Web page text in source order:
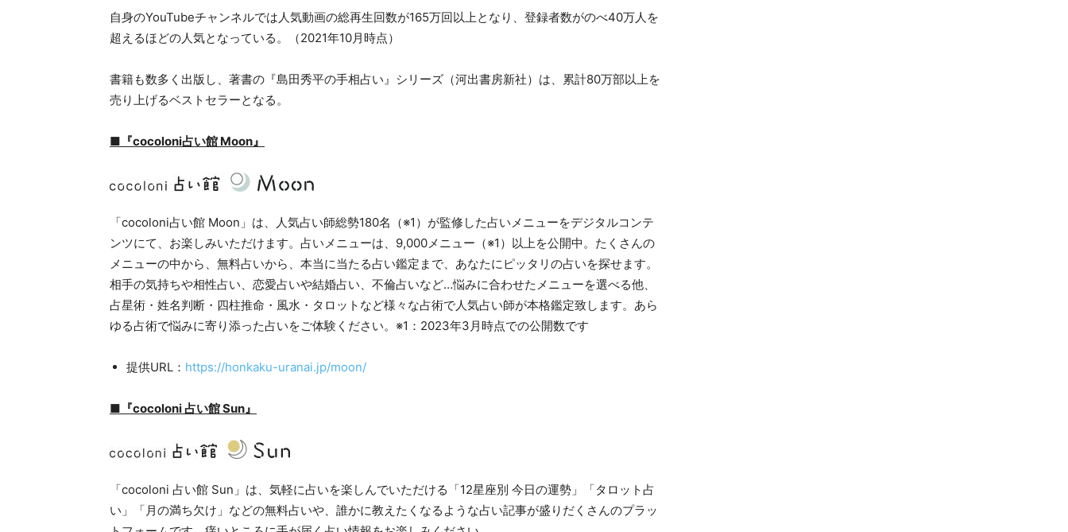
自身のYouTubeチャンネルでは人気動画の総再生回数が165万回以上となり、登録者数がのべ40万人を
超えるほどの人気となっている。（2021年10月時点）
書籍も数多く出版し、著書の『島田秀平の手相占い』シリーズ（河出書房新社）は、累計80万部以上を
売り上げるベストセラーとなる。
■『cocoloni占い館 Moon』
「cocoloni占い館 Moon」は、人気占い師総勢180名（※1）が監修した占いメニューをデジタルコンテ
ンツにて、お楽しみいただけます。占いメニューは、9,000メニュー（※1）以上を公開中。たくさんの
メニューの中から、無料占いから、本当に当たる占い鑑定まで、あなたにピッタリの占いを探せます。
相手の気持ちや相性占い、恋愛占いや結婚占い、不倫占いなど…悩みに合わせたメニューを選べる他、
占星術・姓名判断・四柱推命・風水・タロットなど様々な占術で人気占い師が本格鑑定致します。あら
ゆる占術で悩みに寄り添った占いをご体験ください。※1：2023年3月時点での公開数です
提供URL： https://honkaku-uranai.jp/moon/
■『cocoloni 占い館 Sun』
「cocoloni 占い館 Sun」は、気軽に占いを楽しんでいただける「12星座別 今日の運勢」「タロット占
い」「月の満ち欠け」などの無料占いや、誰かに教えたくなるような占い記事が盛りだくさんのプラッ